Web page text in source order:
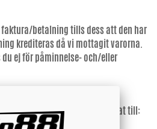
betalning tills dess att den har
krediteras då vi mottagit varorna.
ej för påminnelse- och/eller
skicka varorna väl emballerat till: